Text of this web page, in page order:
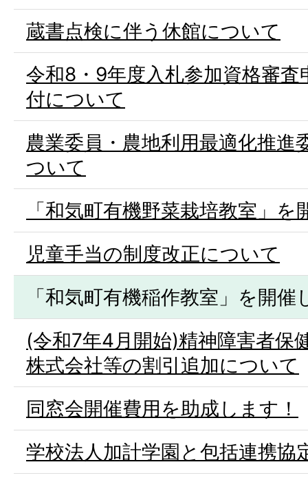
蔵書点検に伴う休館について
令和8・9年度入札参加資格審査
付について
農業委員・農地利用最適化推進
ついて
「和気町有機野菜栽培教室」を
児童手当の制度改正について
「和気町有機稲作教室」を開催
(令和7年4月開始)精神障害者保
株式会社等の割引追加について
同窓会開催費用を助成します！
学校法人加計学園と包括連携協